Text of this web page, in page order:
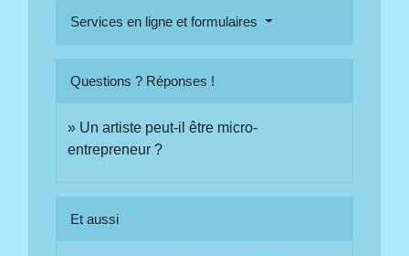
Services en ligne et formulaires
Questions ? Réponses !
Un artiste peut-il être micro-
entrepreneur ?
Et aussi